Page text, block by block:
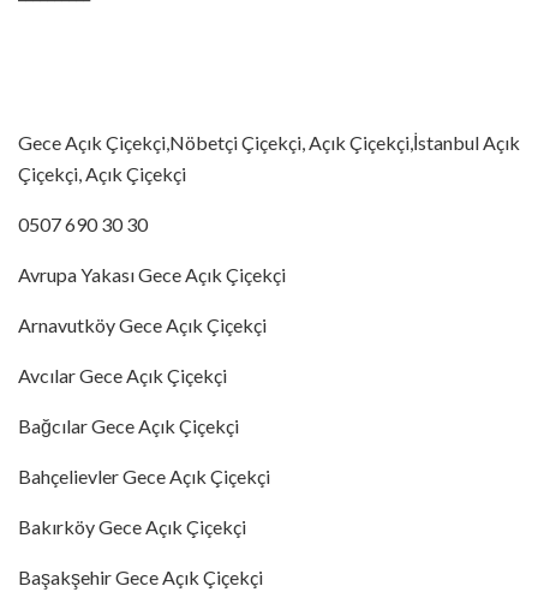
Gece Açık Çiçekçi,Nöbetçi Çiçekçi, Açık Çiçekçi,İstanbul Açık
Çiçekçi, Açık Çiçekçi
0507 690 30 30
Avrupa Yakası Gece Açık Çiçekçi
Arnavutköy Gece Açık Çiçekçi
Avcılar Gece Açık Çiçekçi
Bağcılar Gece Açık Çiçekçi
Bahçelievler Gece Açık Çiçekçi
Bakırköy Gece Açık Çiçekçi
Başakşehir Gece Açık Çiçekçi